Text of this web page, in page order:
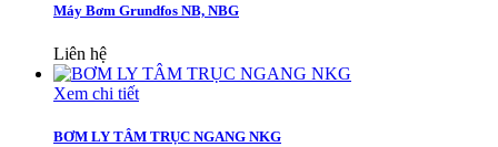
Máy Bơm Grundfos NB, NBG
Liên hệ
Xem chi tiết
BƠM LY TÂM TRỤC NGANG NKG